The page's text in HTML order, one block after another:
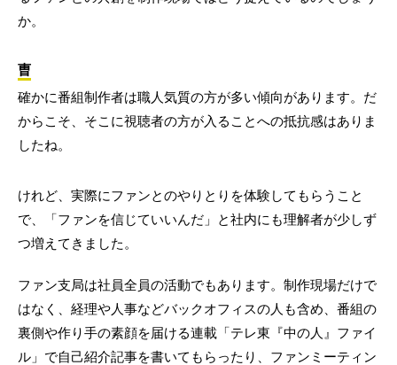
か。
曺
確かに番組制作者は職人気質の方が多い傾向があります。だ
からこそ、そこに視聴者の方が入ることへの抵抗感はありま
したね。
けれど、実際にファンとのやりとりを体験してもらうこと
で、「ファンを信じていいんだ」と社内にも理解者が少しず
つ増えてきました。
ファン支局は社員全員の活動でもあります。制作現場だけで
はなく、経理や人事などバックオフィスの人も含め、番組の
裏側や作り手の素顔を届ける連載「テレ東『中の人』ファイ
ル」で自己紹介記事を書いてもらったり、ファンミーティン